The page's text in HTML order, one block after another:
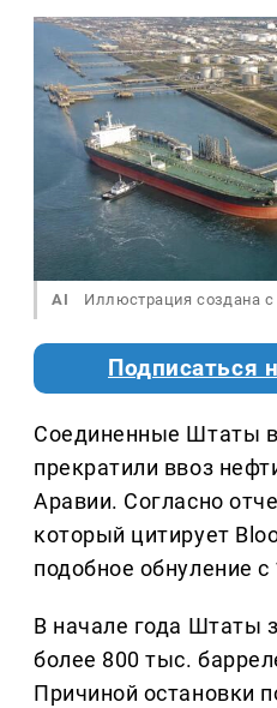
AI Иллюстрация создана
Подписаться
Соединенные Штаты
прекратили ввоз
Аравии. Согласно
который цитирует
подобное обнуление с
В начале года Штаты
более 800 тыс.
Причиной остановки